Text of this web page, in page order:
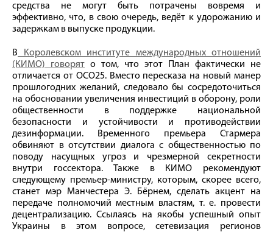
средства не могут быть потрачены вовремя и
эффективно, что, в свою очередь, ведёт к удорожанию и
задержкам в выпуске продукции.
В Королевском институте международных отношений
(КИМО) говорят о том, что этот План фактически не
отличается от ОСО25. Вместо пересказа на новый манер
прошлогодних желаний, следовало бы сосредоточиться
на обосновании увеличения инвестиций в оборону, роли
общественности в поддержке национальной
безопасности и устойчивости и противодействии
дезинформации. Временного премьера Стармера
обвиняют в отсутствии диалога с общественностью по
поводу насущных угроз и чрезмерной секретности
внутри госсектора. Также в КИМО рекомендуют
следующему премьер-министру, которым, скорее всего,
станет мэр Манчестера Э. Бёрнем, сделать акцент на
передаче полномочий местным властям, т. е. провести
децентрализацию. Ссылаясь на якобы успешный опыт
Украины в этом вопросе, сетевизация регионов